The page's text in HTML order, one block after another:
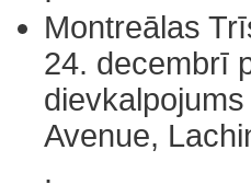
Montreālas
24. decembrī
Avenue,
.